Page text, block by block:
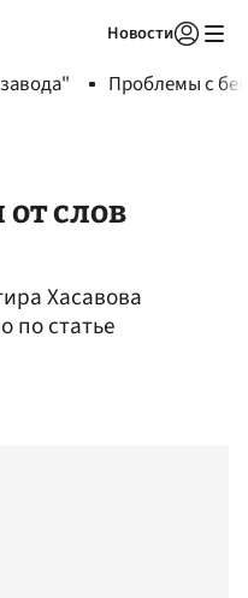
Новости
Проблемы с
слов
Хасавова
по статье